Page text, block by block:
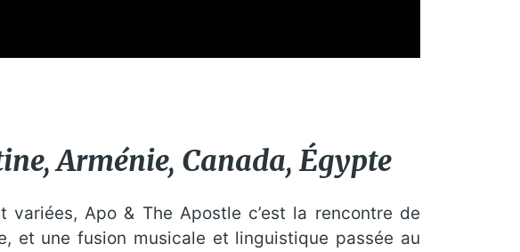
Arménie, Canada, Égypte
Apo & The Apostle c’est la rencontre de
et une fusion musicale et linguistique passée au